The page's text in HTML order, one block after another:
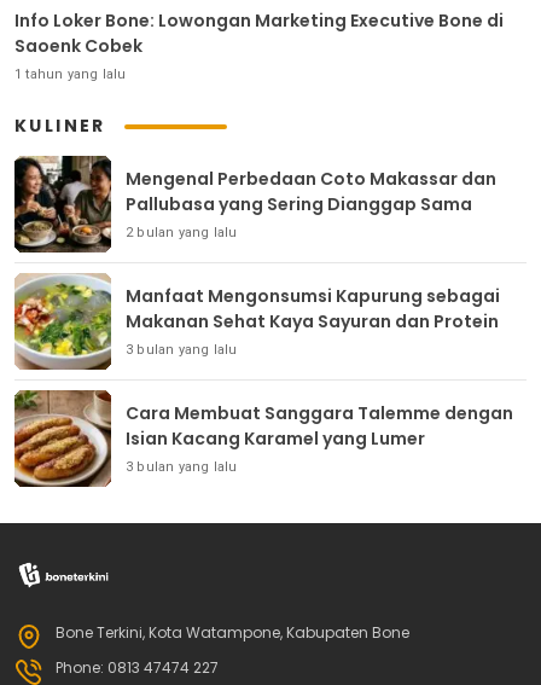
Info Loker Bone: Lowongan Marketing Executive Bone di
Saoenk Cobek
1 tahun yang lalu
KULINER
Mengenal Perbedaan Coto Makassar dan
Pallubasa yang Sering Dianggap Sama
2 bulan yang lalu
Manfaat Mengonsumsi Kapurung sebagai
Makanan Sehat Kaya Sayuran dan Protein
3 bulan yang lalu
Cara Membuat Sanggara Talemme dengan
Isian Kacang Karamel yang Lumer
3 bulan yang lalu
Bone Terkini, Kota Watampone, Kabupaten Bone
Phone: 0813 47474 227